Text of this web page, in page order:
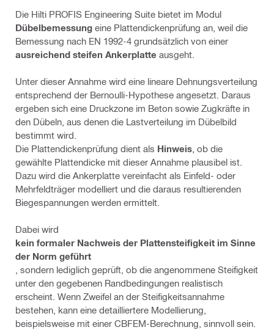
Die Hilti PROFIS Engineering Suite bietet im Modul
Dübelbemessung eine Plattendickenprüfung an, weil die
Bemessung nach EN 1992-4 grundsätzlich von einer
ausreichend steifen Ankerplatte ausgeht.
Unter dieser Annahme wird eine lineare Dehnungsverteilung
entsprechend der Bernoulli-Hypothese angesetzt. Daraus
ergeben sich eine Druckzone im Beton sowie Zugkräfte in
den Dübeln, aus denen die Lastverteilung im Dübelbild
bestimmt wird.
Die Plattendickenprüfung dient als Hinweis , ob die
gewählte Plattendicke mit dieser Annahme plausibel ist.
Dazu wird die Ankerplatte vereinfacht als Einfeld- oder
Mehrfeldträger modelliert und die daraus resultierenden
Biegespannungen werden ermittelt.
Dabei wird
kein formaler Nachweis der Plattensteifigkeit im Sinne
der Norm geführt
, sondern lediglich geprüft, ob die angenommene Steifigkeit
unter den gegebenen Randbedingungen realistisch
erscheint. Wenn Zweifel an der Steifigkeitsannahme
bestehen, kann eine detailliertere Modellierung,
beispielsweise mit einer CBFEM-Berechnung, sinnvoll sein.